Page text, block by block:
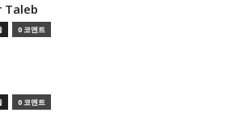
Taleb
0 코멘트
0 코멘트